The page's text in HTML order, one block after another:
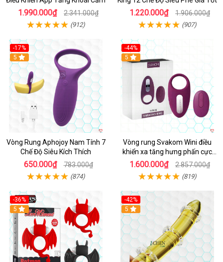
1.990.000₫ 2.341.000₫
(912)
1.220.000₫ 1.906.000₫
(907)
-17%
Hot
5
Vòng Rung Aphojoy Nam Tính 7
Chế Độ Siêu Kích Thích
650.000₫ 783.000₫
(874)
-44%
5
Vòng rung Svakom Wini điều
khiển xa tăng hưng phấn cực
đỉnh
1.600.000₫ 2.857.000₫
(819)
-36%
5
-42%
5